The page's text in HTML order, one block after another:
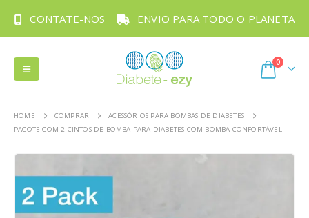
CONTATE-NOS ENVIO PARA TODO O PLANETA
0
HOME COMPRAR
ACESSÓRIOS PARA BOMBAS DE DIABETES
PACOTE COM 2 CINTOS DE BOMBA PARA DIABETES COM BOMBA CONFORTÁVEL